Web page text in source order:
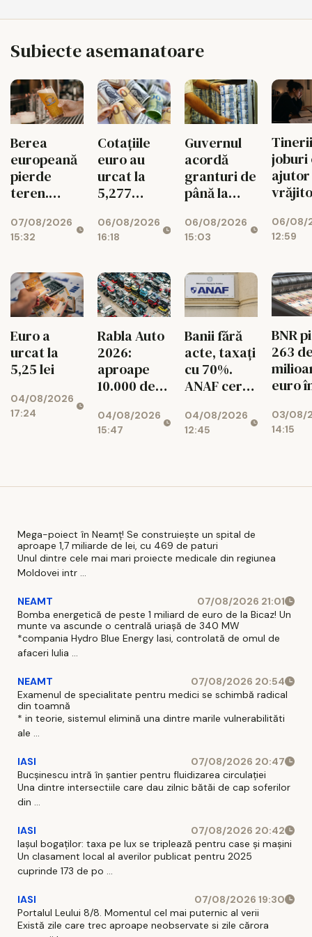
Subiecte asemanatoare
Berea
europeană
pierde
teren.
UE au
scăzut cu
07/08/2026
15:32
Cotațiile
euro au
urcat la
5,277
06/08/2026
16:18
Guvernul
acordă
granturi de
până la
euro
pentru
diaspora
06/08/2026
15:03
joburi
ajutor
06/08/
12:59
Euro a
urcat la
5,25 lei
04/08/2026
17:24
Rabla Auto
2026:
aproape
10.000 de
aprobate
04/08/2026
15:47
Banii fără
acte, taxați
cu 70%.
ANAF cere
milioane de
lei
04/08/2026
12:45
BNR
263
euro
lună!
03/08/
14:15
Mega-poiect în Neamț! Se construiește un spital de
aproape 1,7 miliarde de lei, cu 469 de paturi
Unul dintre cele mai mari proiecte medicale din regiunea
Moldovei intr ...
NEAMT
07/08/2026 21:01
Bomba energetică de peste 1 miliard de euro de la Bicaz! Un
munte va ascunde o centrală uriașă de 340 MW
*compania Hydro Blue Energy Iasi, controlată de omul de
afaceri Iulia ...
NEAMT
07/08/2026 20:54
Examenul de specialitate pentru medici se schimbă radical
din toamnă
* in teorie, sistemul elimină una dintre marile vulnerabilităti
ale ...
IASI
07/08/2026 20:47
Bucșinescu intră în șantier pentru fluidizarea circulației
Una dintre intersectiile care dau zilnic bătăi de cap soferilor
din ...
IASI
07/08/2026 20:42
Iașul bogaților: taxa pe lux se triplează pentru case și mașini
Un clasament local al averilor publicat pentru 2025
cuprinde 173 de po ...
IASI
07/08/2026 19:30
Portalul Leului 8/8. Momentul cel mai puternic al verii
Există zile care trec aproape neobservate si zile cărora